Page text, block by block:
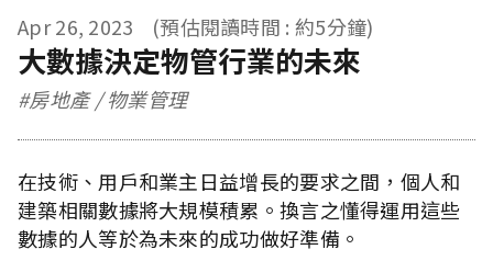
Apr 26, 2023 (預估閱讀時間 : 約5分鐘)
大數據決定物管行業的未來
#房地產 / 物業管理
在技術、用戶和業主日益增長的要求之間，個人和
建築相關數據將大規模積累。換言之懂得運用這些
數據的人等於為未來的成功做好準備。